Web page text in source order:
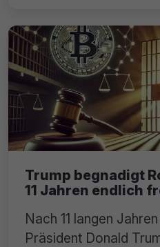
Trump begnadigt
11 Jahren endlich
Nach 11 langen
Präsident Donald